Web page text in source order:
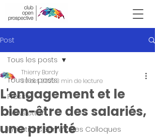
Victor Hugo
Post
Tous les posts
Presse
Newsletter
Invitations Seminaires Colloques
Tous les posts
L'engagement et le
bien-être des salariés,
une priorité
Thierry Bardy
30 oct. 20233 min de lecture